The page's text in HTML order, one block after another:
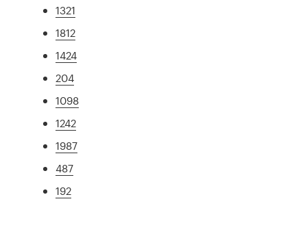
1321
1812
1424
204
1098
1242
1987
487
192